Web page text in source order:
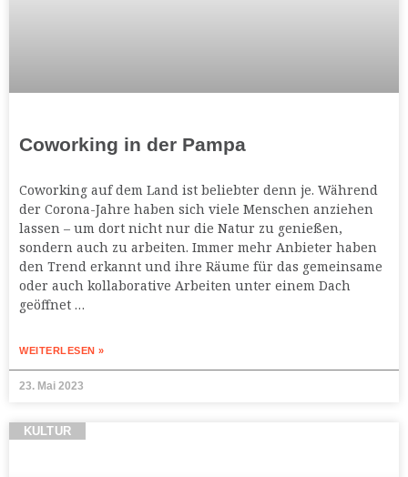
Coworking in der Pampa
Coworking auf dem Land ist beliebter denn je. Während
der Corona-Jahre haben sich viele Menschen anziehen
lassen – um dort nicht nur die Natur zu genießen,
sondern auch zu arbeiten. Immer mehr Anbieter haben
den Trend erkannt und ihre Räume für das gemeinsame
oder auch kollaborative Arbeiten unter einem Dach
geöffnet …
WEITERLESEN »
23. Mai 2023
KULTUR